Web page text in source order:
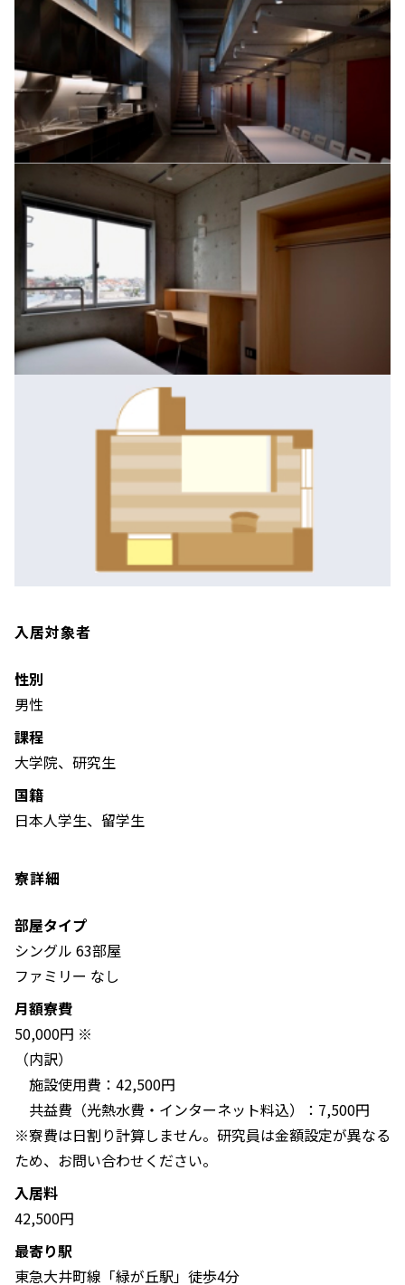
入居対象者
性別
男性
課程
大学院、研究生
国籍
日本人学生、留学生
寮詳細
部屋タイプ
シングル 63部屋
ファミリー なし
月額寮費
50,000円 ※
（内訳）
施設使用費：42,500円
共益費（光熱水費・インターネット料込）：7,500円
※寮費は日割り計算しません。研究員は金額設定が異なる
ため、お問い合わせください。
入居料
42,500円
最寄り駅
東急大井町線「緑が丘駅」徒歩4分